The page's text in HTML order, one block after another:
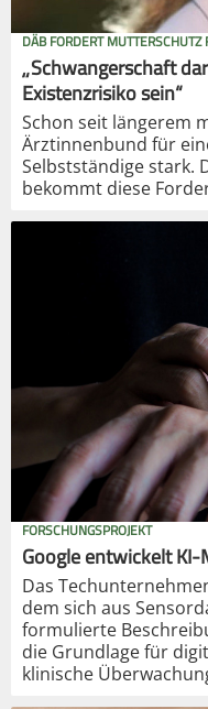
DÄB FORDERT
„Schwangerschaft
Existenzrisiko sein“
Schon seit längerem
Ärztinnenbund für
Selbstständige stark.
bekommt diese
FORSCHUNGSPROJEKT
Google entwickelt
Das
dem sich aus
formulierte
die Grundlage für
klinische